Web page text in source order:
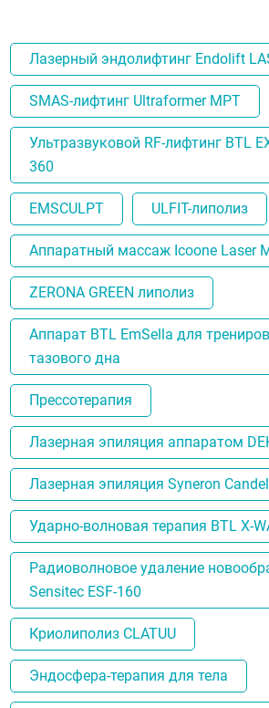
Лазерный эндолифтинг Endolift
SMAS-лифтинг Ultraformer MPT
Ультразвуковой RF-лифтинг BTL
360
EMSCULPT ULFIT-липолиз
Аппаратный массаж Icoone Laser
ZERONA GREEN липолиз
Аппарат BTL EmSella для
тазового дна
Прессотерапия
Лазерная эпиляция аппаратом
Лазерная эпиляция Syneron
Ударно-волновая терапия BTL X-
Радиоволновое удаление
Sensitec ESF-160
Криолиполиз CLATUU
Эндосфера-терапия для тела